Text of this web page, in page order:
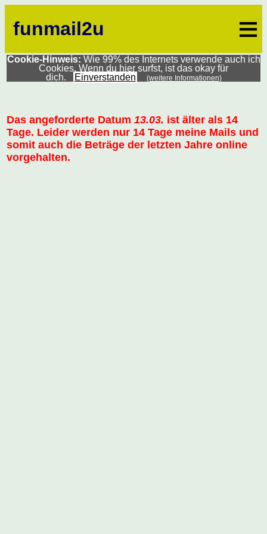
funmail2u ≡
Cookie-Hinweis: Wie 99% des Internets verwende auch ich
Cookies. Wenn du hier surfst, ist das okay für
dich.
Einverstanden (weitere Informationen)
Das angeforderte Datum 13.03. ist älter als 14
Tage. Leider werden nur 14 Tage meine Mails und
somit auch die Beträge der letzten Jahre online
vorgehalten.